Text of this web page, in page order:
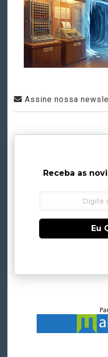
Assine nossa
Receba as
Eu